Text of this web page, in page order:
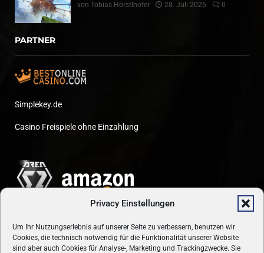
Privacy Einstellungen
Um Ihr Nutzungserlebnis auf unserer Seite zu verbessern, benutzen wir
Cookies, die technisch notwendig für die Funktionalität unserer Website
sind aber auch Cookies für Analyse-, Marketing und Trackingzwecke. Sie
von Tobias Hörstlhofer 28. Juli 2026 0
PARTNER
Simplekey.de
Casino Freispiele ohne Einzahlung